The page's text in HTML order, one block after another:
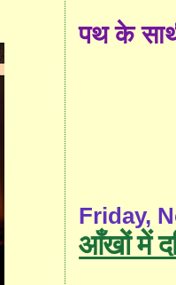
पथ के
Friday,
आँखों में